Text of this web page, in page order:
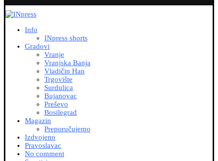
Info
INpress shorts
Gradovi
Vranje
Vranjska Banja
Vladičin Han
Trgovište
Surdulica
Bujanovac
Preševo
Bosilegrad
Magazin
Preporučujemo
Izdvojeno
Pravoslavac
No comment